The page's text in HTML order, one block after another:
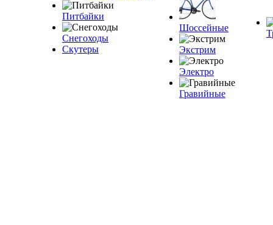
Питбайки
Снегоходы
Скутеры
Шоссейные
Экстрим
Электро
Гравийные